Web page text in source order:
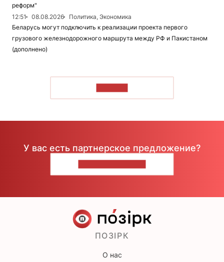
реформ"
12:51
08.08.2026
Политика, Экономика
Беларусь могут подключить к реализации проекта первого
грузового железнодорожного маршрута между РФ и Пакистаном
(дополнено)
У вас есть партнерское предложение?
ПОЗІРК
О нас